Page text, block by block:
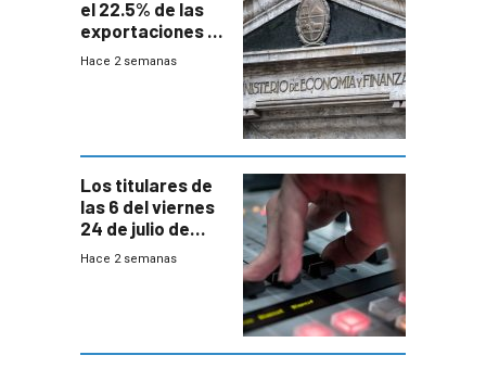
el 22.5% de las
exportaciones a
EE.UU se verán
Hace 2 semanas
Los titulares de
las 6 del viernes
24 de julio de
2026
Hace 2 semanas